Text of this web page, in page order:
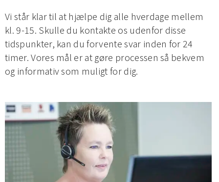
Vi står klar til at hjælpe dig alle hverdage mellem
kl. 9-15. Skulle du kontakte os udenfor disse
tidspunkter, kan du forvente svar inden for 24
timer. Vores mål er at gøre processen så bekvem
og informativ som muligt for dig.